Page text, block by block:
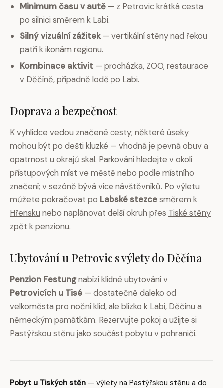
Minimum času v autě — z Petrovic krátká cesta
po silnici směrem k Labi.
Silný vizuální zážitek— vertikální stěny nad řekou
patří k ikonám regionu.
Kombinace aktivit — procházka, ZOO, restaurace
v Děčíně, případně lodě po Labi.
Doprava a bezpečnost
K vyhlídce vedou značené cesty; některé úseky
mohou být po dešti kluzké — vhodná je pevná obuv a
opatrnost u okrajů skal. Parkování hledejte v okolí
přístupových míst ve městě nebo podle místního
značení; v sezóně bývá více návštěvníků. Po výletu
můžete pokračovat po Labské stezcesměrem k
Hřensku nebo naplánovat delší okruh přes Tiské stěny
zpět k penzionu.
Ubytování u Petrovic s výlety do Děčína
Penzion Festungnabízí klidné ubytování v
Petrovicích u Tisé — dostatečně daleko od
velkoměsta pro noční klid, ale blízko k Labi, Děčínu a
německým památkám. Rezervujte pokoj a užijte si
Pastýřskou stěnu jako součást pobytu v pohraničí.
Pobyt u Tiských stěn — výlety na Pastýřskou stěnu a do